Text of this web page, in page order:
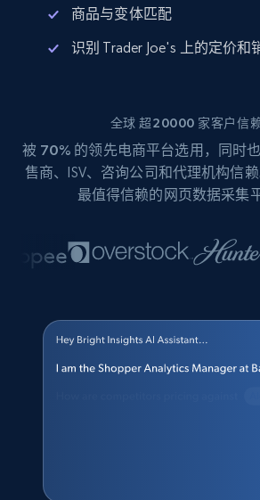
商品与变体匹配
识别 Trader Joe's 上的定价和
全球 超20000 家客户信
被 70% 的领先电商平台选用，同时
售商、ISV、咨询公司和代理机构信
最值得信赖的网页数据采集